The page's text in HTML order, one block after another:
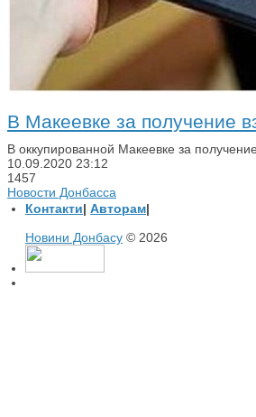
В Макеевке за получение
В оккупированной Макеевке за
10.09.2020 23:12
1457
Новости Донбасса
Контакти| Авторам|
Новини Донбасу © 2026